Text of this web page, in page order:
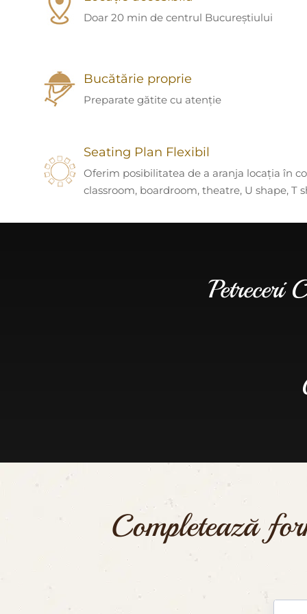
Doar 20 min de centrul Bucureștiului
Bucătărie proprie
Preparate gătite cu atenție
Seating Plan Flexibil
Oferim posibilitatea de a aranja locația în
classroom, boardroom, theatre, U shape, T
Petreceri
Completează